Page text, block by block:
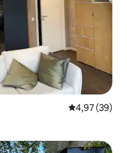
Prosječna
4,97 (39)